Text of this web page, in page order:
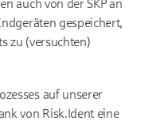
auch von der SKP an
gespeichert,
zu (versuchten)
auf unserer
von Risk.Ident eine